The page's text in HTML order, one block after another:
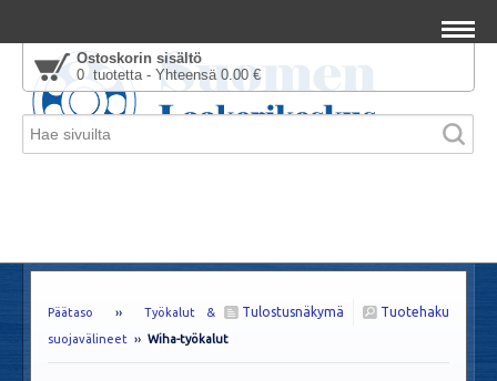
Ostoskorin sisältö
0 tuotetta - Yhteensä 0.00 €
Tuotehaku
Tulostusnäkymä
Päätaso ›› Työkalut &
suojavälineet ›› Wiha-työkalut